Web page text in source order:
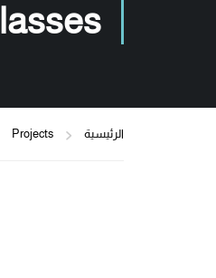
الرئيسية Projects